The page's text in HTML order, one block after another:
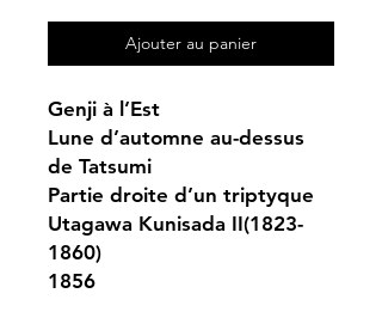
Ajouter au panier
Genji à l’Est
Lune d’automne au-dessus
de Tatsumi
Partie droite d’un triptyque
Utagawa Kunisada II(1823-
1860)
1856